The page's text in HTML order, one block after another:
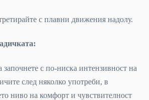
с плавни движения надолу.
с по-ниска интензивност на
след няколко употреби, в
ниво на комфорт и чувствителност